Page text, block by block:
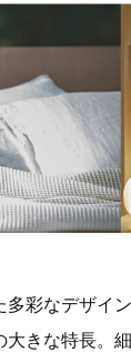
彩なデザイ
きな特長。